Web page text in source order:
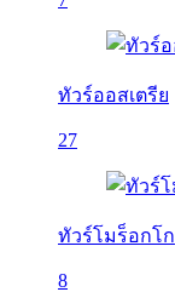
ทัวร์ออสเตรีย
27
ทัวร์โมร็อกโก
8